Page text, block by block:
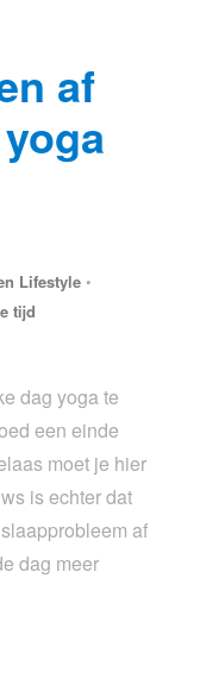
af
Lifestyle•
tijd
dag yoga te
een einde
moet je hier
is echter dat
af
dag meer